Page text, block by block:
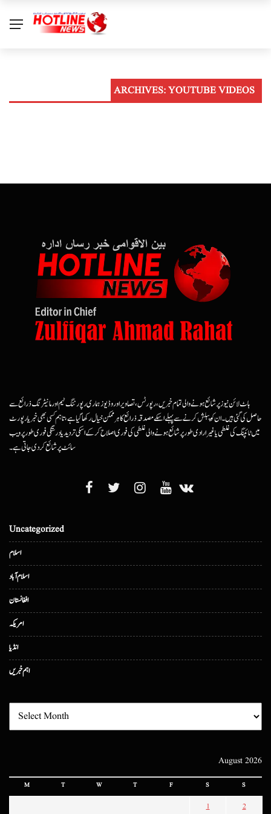
ARCHIVES:YOUTUBE VIDEOS
ہاٹ لائن نیوز پر شائع ہونے والی تمام خبریں، رپورٹس، تصاویر اور وڈیوز ہماری رپورٹنگ ٹیم اور مانیٹرنگ ذرائع سے
حاصل کی گئی ہیں۔ ان کو پبلش کرنے سے پہلے اسکے مصدقہ ذرائع کا ہرممکن خیال رکھا گیا ہے، تاہم کسی بھی خبر یا رپورٹ
میں ٹائپنگ کی غلطی یا غیرارادی طور پر شائع ہونے والی غلطی کی فوری اصلاح کرکے اسکی تردید یا درستگی فوری طور پر ویب
سائٹ پر شائع کردی جاتی ہے۔
Uncategorized
اسلام
اسلام آباد
افغانستان
امریکہ
انڈیا
اہم خبریں
August 2026
M T W T F S S
1 2